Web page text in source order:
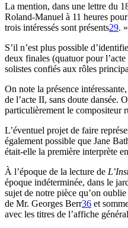
La mention, dans une lettre du
Roland-Manuel à 11 heures
trois intéressés sont présents29. »
S’il n’est plus possible
deux finales (quatuor pour
solistes confiés aux rôles
On note la présence
de l’acte II, sans doute dansée.
particulièrement le compositeur
L’éventuel projet de faire
également possible que Jane
était-elle la première interprète
À l’époque de la lecture de
époque indéterminée, dans le
sujet de notre pièce qu’on
de Mr. Georges Berr36 et
avec les titres de l’affiche